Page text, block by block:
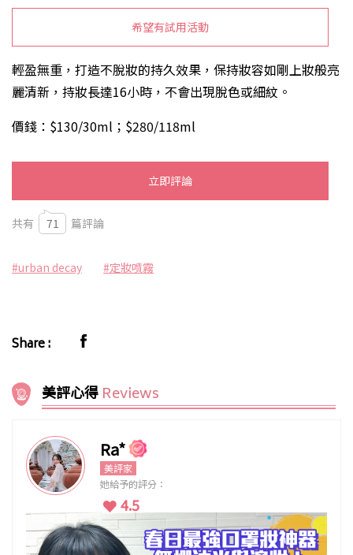
希望有試用活動
輕盈無重，打造不脫妝的持久效果，保持妝容如剛上妝般亮
麗清新，持妝長達16小時，不會出現脫色或細紋。
價錢：$130/30ml；$280/118ml
立即評論
共有 71 篇評論
#urban decay #定妝噴霧
Share :
美評心得 Reviews
Ra*
美評家
她給予的評分：
4.5